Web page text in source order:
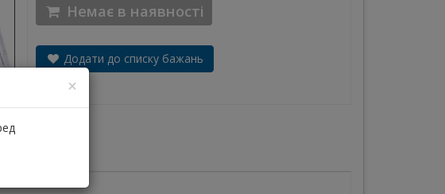
Немає в наявності
Додати до списку бажань
×